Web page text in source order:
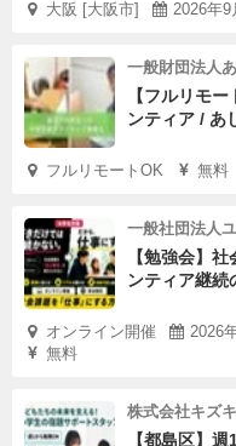
大阪 [大阪市] 2026年9
一般財団法人
【フルリモ
ンティア / あ
フルリモートOK 無料
一般社団法人
【勉強会】
ンティア継続
オンライン開催
2026
無料
株式会社キズキ
【都島区】